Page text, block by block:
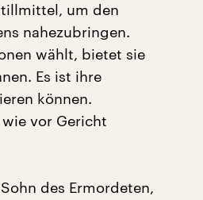
um den
nahezubringen.
wählt, bietet sie
Es ist ihre
können.
vor Gericht
des Ermordeten,